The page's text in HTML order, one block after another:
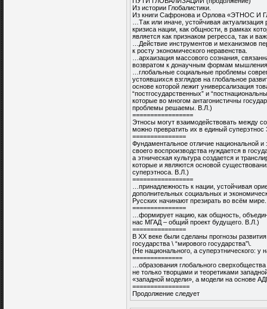
Из истории Глобалистики.
Из книги Сафронова и Орлова «ЭТНОС
…Так или иначе, устойчивая
кризиса нации, как общности, в рамках
является как признаком регресса, так и
…Действие инструментов и механизмов
к росту экономического неравенства.
…архаизация массового сознания,
возвратом к донаучным формам
…глобальные социальные проблемы
устоявшихся взглядов на глобальное
основе которой лежит универсализация
“постгосударственных” и
которые во многом антагонистичны
проблемы решаемы. В.Л.)
=================
Этносы могут взаимодействовать между
можно превратить их в единый
===============
Фундаментальное отличие национальной и
своего воспроизводства нуждается в
а этническая культура создается и
которые и являются основой
суперэтноса. В.Л.)
=================
…принадлежность к нации, устойчивая
дополнительных социальных и
Русских начинают презирать во всём
===============
…формирует нацию, как общность,
нас МГАД – общий проект будущего. В.Л.)
===============
В ХХ веке были сделаны прогнозы развития
государства \ “мирового государства”\.
(Не национального, а суперэтнического:
==============
…образования глобального
не только творцами и теоретиками
«западной модели», а модели на основе
================
Продолжение следует